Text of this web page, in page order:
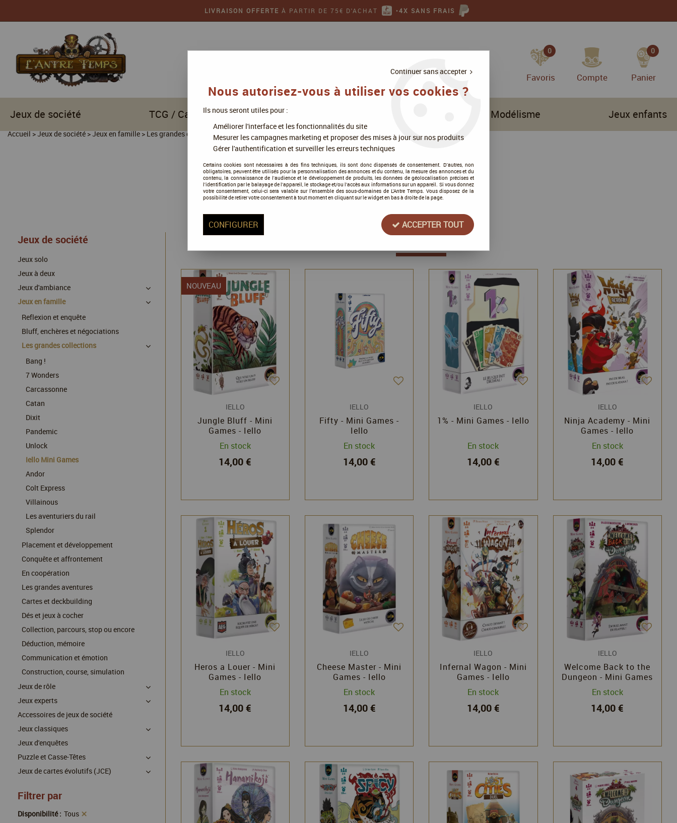
LIVRAISON OFFERTE À PARTIR DE 75€ D'ACHAT •4X SANS FRAIS
0
Favoris Compte
0
Panier
Jeux de société TCG / Cartes à collectionner Modélisme Jeux enfants
Accueil>Jeux de société>Jeux en famille>Les grandes collections Iello Mini Games
Iello Mini Games
Tous nos produits de la gamme
Jeux de société
Jeux solo
Jeux à deux
Jeux d'ambiance
Jeux en famille
Reflexion et enquête
Bluff, enchères et négociations
Les grandes collections
Bang !
7 Wonders
Carcassonne
Catan
Dixit
Pandemic
Unlock
Iello Mini Games
Andor
Colt Express
Villainous
Les aventuriers du rail
Splendor
Placement et développement
Conquête et affrontement
En coopération
Les grandes aventures
Cartes et deckbuilding
Dés et jeux à cocher
Collection, parcours, stop ou encore
Déduction, mémoire
Communication et émotion
Construction, course, simulation
Jeux de rôle
Jeux experts
Accessoires de jeux de société
Jeux classiques
Jeux d'enquêtes
Puzzle et Casse-Têtes
Jeux de cartes évolutifs (JCE)
Filtrer par
Disponibilité : Tous
NOUVEAU
IELLO
Jungle Bluff - Mini
Games - Iello
En stock
14,00 €
IELLO
Fifty - Mini Games -
Iello
En stock
14,00 €
IELLO
1% - Mini Games - Iello
En stock
14,00 €
IELLO
Ninja Academy - Mini
Games - Iello
En stock
14,00 €
IELLO
Heros a Louer - Mini
Games - Iello
En stock
14,00 €
IELLO
Cheese Master - Mini
Games - Iello
En stock
14,00 €
IELLO
Infernal Wagon - Mini
Games - Iello
En stock
14,00 €
IELLO
Welcome Back to the
Dungeon - Mini Games
- Iello
En stock
14,00 €
Continuer sans accepter
Nous autorisez-vous à utiliser vos cookies ?
Ils nous seront utiles pour :
Améliorer l'interface et les fonctionnalités du site
Mesurer les campagnes marketing et proposer des mises à jour sur nos produits
Gérer l'authentification et surveiller les erreurs techniques
Certains cookies sont nécessaires à des fins techniques, ils sont donc dispensés de consentement. D'autres, non
obligatoires, peuvent être utilisés pour la personnalisation des annonces et du contenu, la mesure des annonces et du
contenu, la connaissance de l'audience et le développement de produits, les données de géolocalisation précises et
l'identification par le balayage de l'appareil, le stockage et/ou l'accès aux informations sur un appareil. Si vous donnez
votre consentement, celui-ci sera valable sur l’ensemble des sous-domaines de L'Antre Temps. Vous disposez de la
possibilité de retirer votre consentement à tout moment en cliquant sur le widget en bas à droite de la page.
CONFIGURER ACCEPTER TOUT